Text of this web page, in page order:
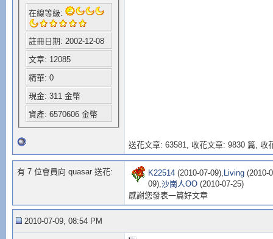
在線等級:
註冊日期: 2002-12-08
文章: 12085
精華: 0
現金: 311 金幣
資產: 6570606 金幣
送花文章: 63581, 收花文章: 9830 篇, 收
有 7 位會員向 quasar 送花: K22514(2010-07-09), Living(2010-
09),沙崗人OO(2010-07-25)
感謝您發表一篇好文章
2010-07-09, 08:54 PM